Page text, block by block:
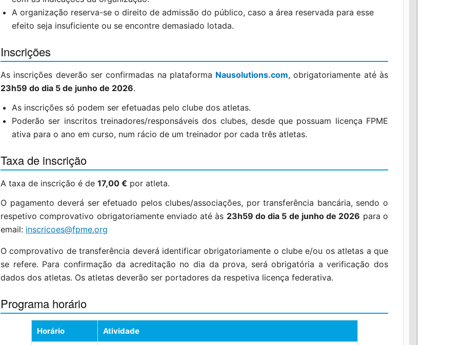
A organização reserva-se o direito de admissão do público, caso a área reservada para esse
efeito seja insuficiente ou se encontre demasiado lotada.
Inscrições
As inscrições deverão ser confirmadas na plataforma Nausolutions.com, obrigatoriamente até às
23h59 do dia 5 de junho de 2026.
As inscrições só podem ser efetuadas pelo clube dos atletas.
Poderão ser inscritos treinadores/responsáveis dos clubes, desde que possuam licença FPME
ativa para o ano em curso, num rácio de um treinador por cada três atletas.
Taxa de inscrição
A taxa de inscrição é de 17,00 € por atleta.
O pagamento deverá ser efetuado pelos clubes/associações, por transferência bancária, sendo o
respetivo comprovativo obrigatoriamente enviado até às 23h59 do dia 5 de junho de 2026 para o
email: inscricoes@fpme.org
O comprovativo de transferência deverá identificar obrigatoriamente o clube e/ou os atletas a que
se refere. Para confirmação da acreditação no dia da prova, será obrigatória a verificação dos
dados dos atletas. Os atletas deverão ser portadores da respetiva licença federativa.
Programa horário
Horário Atividade